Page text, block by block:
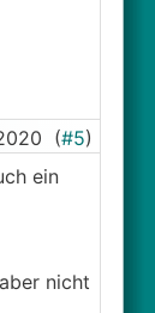
(#5)
ein
nicht